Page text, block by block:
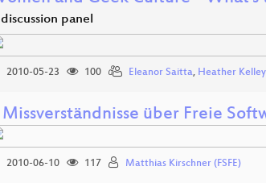
panel
2010-05-23 100 Eleanor Saitta, Heather Kelley
über Freie
2010-06-10 117 Matthias Kirschner (FSFE)